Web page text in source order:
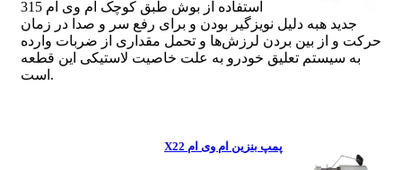
استفاده از بوش طبق کوچک ام وی ام 315
جدید هبه دلیل نویزگیر بودن و برای رفع سر و صدا در زمان
حرکت و از بین بردن لرزش‌ها و تحمل مقداری از ضربات وارده
به سیستم تعلیق خودرو به علت خاصیت لاستیکی این قطعه
است.
پمپ بنزین ام وی ام X22